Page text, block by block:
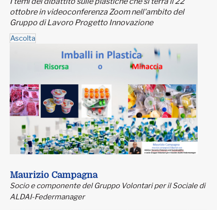
ottobre in videoconferenza Zoom nell'ambito del
Gruppo di Lavoro Progetto Innovazione
Ascolta
Maurizio Campagna
Socio e componente del Gruppo Volontari per il Sociale di
ALDAI-Federmanager